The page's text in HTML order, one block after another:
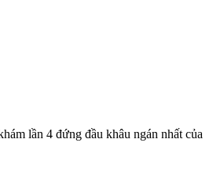
lần 4 đứng đầu khâu ngán nhất của